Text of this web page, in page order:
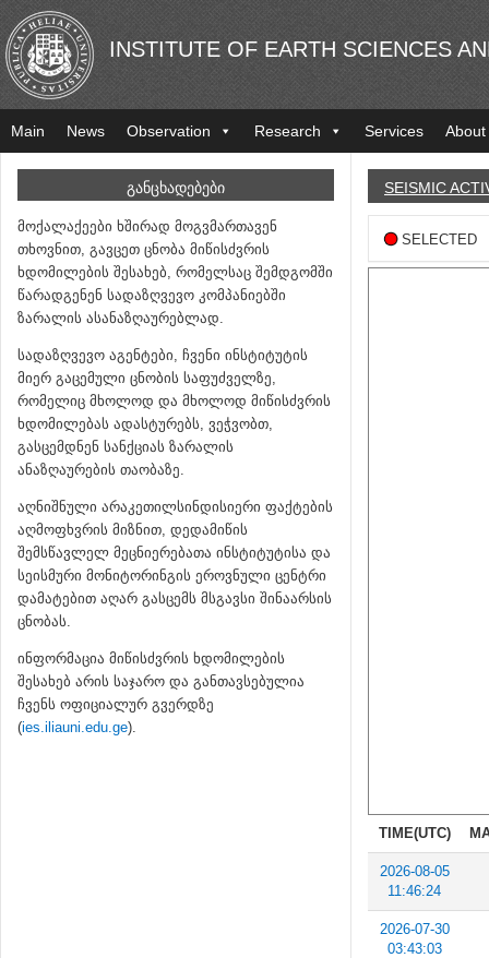
INSTITUTE OF EARTH SCIENCES
Main News Observation Research Services About
ᲒᲐᲜᲪᲮᲐᲓᲔᲑᲔᲑᲘ
მოქალაქეები ხშირად მოგვმართავენ
თხოვნით, გავცეთ ცნობა მიწისძვრის
ხდომილების შესახებ, რომელსაც შემდგომში
წარადგენენ სადაზღვევო კომპანიებში
ზარალის ასანაზღაურებლად.
სადაზღვევო აგენტები, ჩვენი ინსტიტუტის
მიერ გაცემული ცნობის საფუძველზე,
რომელიც მხოლოდ და მხოლოდ მიწისძვრის
ხდომილებას ადასტურებს, ვეჭვობთ,
გასცემდნენ სანქციას ზარალის
ანაზღაურების თაობაზე.
აღნიშნული არაკეთილსინდისიერი ფაქტების
აღმოფხვრის მიზნით, დედამიწის
შემსწავლელ მეცნიერებათა ინსტიტუტისა და
სეისმური მონიტორინგის ეროვნული ცენტრი
დამატებით აღარ გასცემს მსგავსი შინაარსის
ცნობას.
ინფორმაცია მიწისძვრის ხდომილების
შესახებ არის საჯარო და განთავსებულია
ჩვენს ოფიციალურ გვერდზე
(ies.iliauni.edu.ge).
SEISMIC
SELECTED
TIME(UTC)
2026-08-05
11:46:24
2026-07-30
03:43:03